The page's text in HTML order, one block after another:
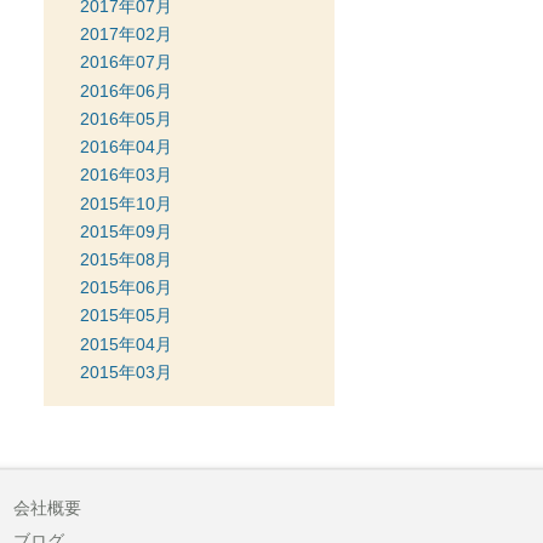
2017年07月
2017年02月
2016年07月
2016年06月
2016年05月
2016年04月
2016年03月
2015年10月
2015年09月
2015年08月
2015年06月
2015年05月
2015年04月
2015年03月
会社概要